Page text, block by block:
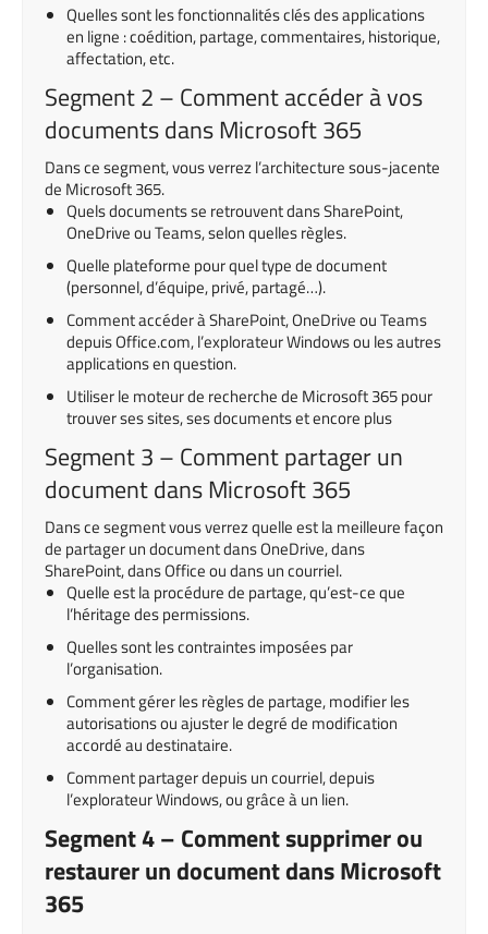
Quelles sont les fonctionnalités clés des applications
en ligne : coédition, partage, commentaires, historique,
affectation, etc.
Segment 2 – Comment accéder à vos
documents dans Microsoft 365
Dans ce segment, vous verrez l’architecture sous-jacente
de Microsoft 365.
Quels documents se retrouvent dans SharePoint,
OneDrive ou Teams, selon quelles règles.
Quelle plateforme pour quel type de document
(personnel, d’équipe, privé, partagé…).
Comment accéder à SharePoint, OneDrive ou Teams
depuis Office.com, l’explorateur Windows ou les autres
applications en question.
Utiliser le moteur de recherche de Microsoft 365 pour
trouver ses sites, ses documents et encore plus
Segment 3 – Comment partager un
document dans Microsoft 365
Dans ce segment vous verrez quelle est la meilleure façon
de partager un document dans OneDrive, dans
SharePoint, dans Office ou dans un courriel.
Quelle est la procédure de partage, qu’est-ce que
l’héritage des permissions.
Quelles sont les contraintes imposées par
l’organisation.
Comment gérer les règles de partage, modifier les
autorisations ou ajuster le degré de modification
accordé au destinataire.
Comment partager depuis un courriel, depuis
l’explorateur Windows, ou grâce à un lien.
Segment 4 – Comment supprimer ou
restaurer un document dans Microsoft
365